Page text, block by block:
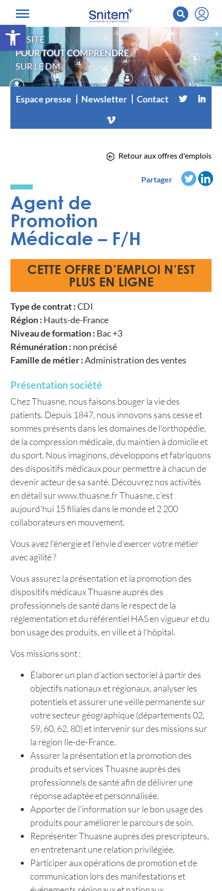
Ouvrir la barre d’outils
LE SITE
POUR TOUT COMPRENDRE
SUR LE DM
Espace presse Newsletter Contact
Retour aux offres d'emplois
Partager
Agent de
Promotion
Médicale – F/H
CETTE OFFRE D’EMPLOI N’EST
PLUS EN LIGNE
Type de contrat :CDI
Région : Hauts-de-France
Niveau de formation : Bac +3
Rémunération : non précisé
Famille de métier :Administration des ventes
Présentation société
Chez Thuasne, nous faisons bouger la vie des
patients. Depuis 1847, nous innovons sans cesse et
sommes présents dans les domaines de l’orthopédie,
de la compression médicale, du maintien à domicile et
du sport. Nous imaginons, développons et fabriquons
des dispositifs médicaux pour permettre à chacun de
devenir acteur de sa santé. Découvrez nos activités
en détail sur www.thuasne.fr Thuasne, c’est
aujourd’hui 15 filiales dans le monde et 2 200
collaborateurs en mouvement.
Vous avez l'énergie et l'envie d'exercer votre métier
avec agilité ?
Vous assurez la présentation et la promotion des
dispositifs médicaux Thuasne auprès des
professionnels de santé dans le respect de la
réglementation et du référentiel HAS en vigueur et du
bon usage des produits, en ville et à l’hôpital.
Vos missions sont :
Élaborer un plan d’action sectoriel à partir des
objectifs nationaux et régionaux, analyser les
potentiels et assurer une veille permanente sur
votre secteur géographique (départements 02,
59, 60, 62, 80) et intervenir sur des missions sur
la région Ile-de-France.
Assurer la présentation et la promotion des
produits et services Thuasne auprès des
professionnels de santé afin de délivrer une
réponse adaptée et personnalisée.
Apporter de l’information sur le bon usage des
produits pour améliorer le parcours de soin.
Représenter Thuasne auprès des prescripteurs,
en entretenant une relation privilégiée.
Participer aux opérations de promotion et de
communication lors des manifestations et